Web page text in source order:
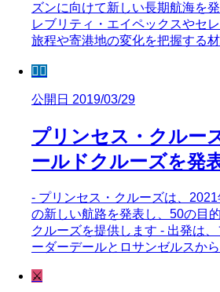
ズンに向けて新しい長期航海を
レブリティ・エイペックスやセ
旅程や寄港地の変化を把握する
🧜‍♀️
公開日 2019/03/29
プリンセス・クルー
ールドクルーズを発
- プリンセス・クルーズは、
の新しい航路を発表し、50の目
クルーズを提供します - 出発は
ーダーデールとロサンゼルスか
⚔️